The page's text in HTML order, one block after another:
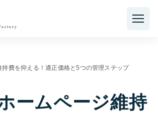
費を抑える！適正価格と5つの管理ステップ
ームページ維持